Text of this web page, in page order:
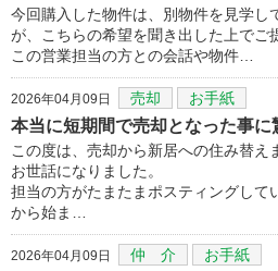
今回購入した物件は、別物件を見学し
が、こちらの希望を聞き出した上でご
この営業担当の方との会話や物件…
2026年04月09日 売却 お手紙
本当に短期間で売却となった事に
この度は、売却から新居への住み替え
お世話になりました。
担当の方がたまたまポスティングして
から始ま…
2026年04月09日 仲 介 お手紙